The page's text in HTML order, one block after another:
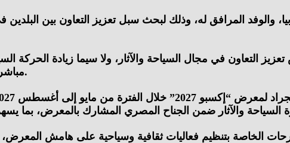
التعاون في مجال السياحة والآثار، ولا سيما زيادة
مباشر بين القاهرة والعاصمة الصربية بلجراد، بما يُسهم في تنشيط حركة السياحة بين البلدين.
الخاصة بتنظيم فعاليات ثقافية وسياحية على هامش